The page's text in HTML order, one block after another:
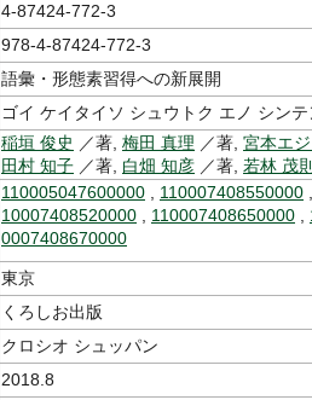
4-87424-772-3
978-4-87424-772-3
語彙・形態素習得への新展開
ゴイ ケイタイソ シュウトク エノ シン
稲垣 俊史 ／著, 梅田 真理 ／著, 宮本エ
田村 知子 ／著, 白畑 知彦 ／著, 若林 茂
110005047600000 110007408550000
10007408520000
110007408650000
0007408670000
東京
くろしお出版
クロシオ シュッパン
2018.8